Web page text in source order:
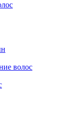
волос